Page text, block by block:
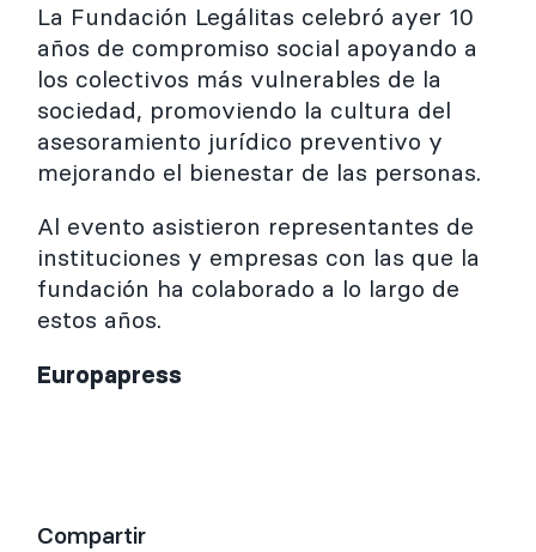
La Fundación Legálitas celebró ayer 10
años de compromiso social apoyando a
los colectivos más vulnerables de la
sociedad, promoviendo la cultura del
asesoramiento jurídico preventivo y
mejorando el bienestar de las personas.
Al evento asistieron representantes de
instituciones y empresas con las que la
fundación ha colaborado a lo largo de
estos años.
Europapress
Compartir